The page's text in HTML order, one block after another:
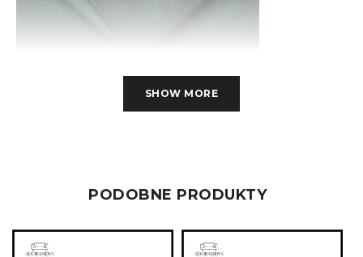
SHOW MORE
PODOBNE PRODUKTY